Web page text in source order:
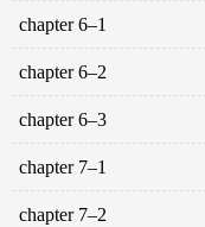
chapter 6–1
chapter 6–2
chapter 6–3
chapter 7–1
chapter 7–2